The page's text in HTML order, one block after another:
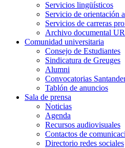
Servicios lingüísticos
Servicio de orientación
Servicios de carreras
Archivo documental
Comunidad universitaria
Consejo de Estudiantes
Sindicatura de Greuges
Alumni
Convocatorias
Tablón de anuncios
Sala de prensa
Noticias
Agenda
Recursos audiovisuales
Contactos de
Directorio redes sociales